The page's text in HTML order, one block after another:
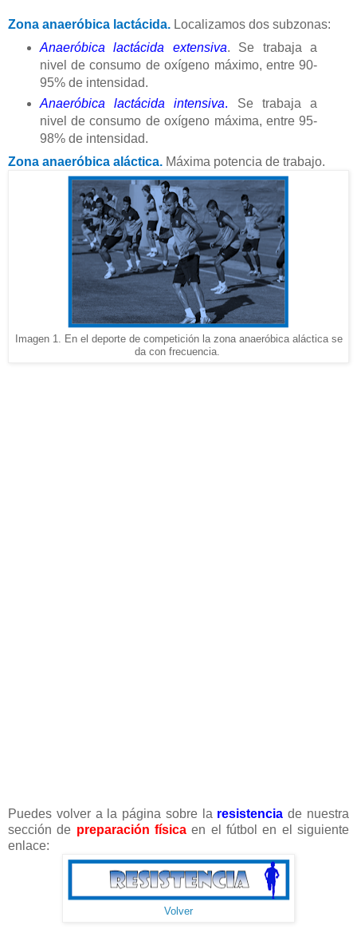
Zona anaeróbica lactácida. Localizamos dos subzonas:
Anaeróbica lactácida extensiva. Se trabaja a
nivel de consumo de oxígeno máximo, entre 90-
95% de intensidad.
Anaeróbica lactácida intensiva. Se trabaja a
nivel de consumo de oxígeno máxima, entre 95-
98% de intensidad.
Zona anaeróbica aláctica. Máxima potencia de trabajo.
Imagen 1. En el deporte de competición la zona anaeróbica aláctica se
da con frecuencia.
Puedes volver a la página sobre la resistenciade nuestra
sección de preparación física en el fútbol en el siguiente
enlace:
Volver